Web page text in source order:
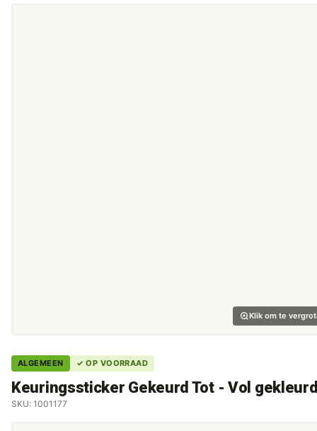
Klik om te
ALGEMEEN ✓ OP VOORRAAD
Keuringssticker Gekeurd Tot - Vol
SKU: 1001177